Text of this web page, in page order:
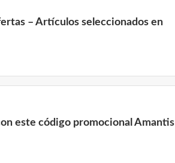
– Artículos seleccionados en
este código promocional Amantis